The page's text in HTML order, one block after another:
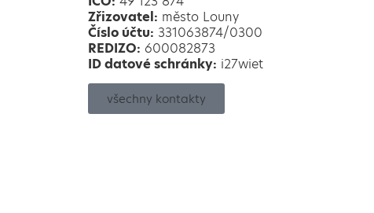
Zřizovatel: město Louny
Číslo účtu: 331063874/0300
REDIZO: 600082873
ID datové schránky: i27wiet
všechny kontakty